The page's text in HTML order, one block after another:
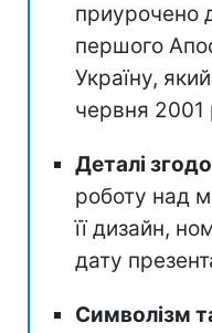
приурочено
першого
Україну,
червня 2001
Деталі
роботу над
її дизайн,
дату
Символізм